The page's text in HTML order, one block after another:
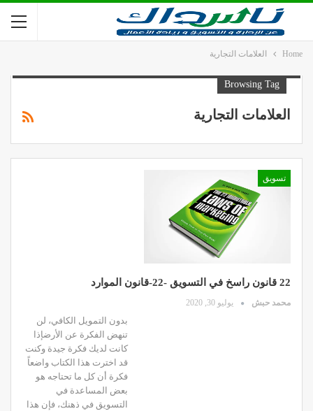
Home العلامات التجارية
Browsing Tag
العلامات التجارية
تسويق
22 قانون راسخ في التسويق -22-قانون الموارد
محمد حبش يوليو 30, 2020
بدون التمويل الكافي، لن
تنهض الفكرة عن الأرضإذا
كانت لديك فكرة جيدة وكنت
قد اخترت هذا الكتاب واضعاً
فكرة أن كل ما تحتاجه هو
بعض المساعدة في
التسويق في ذهنك، فإن هذا